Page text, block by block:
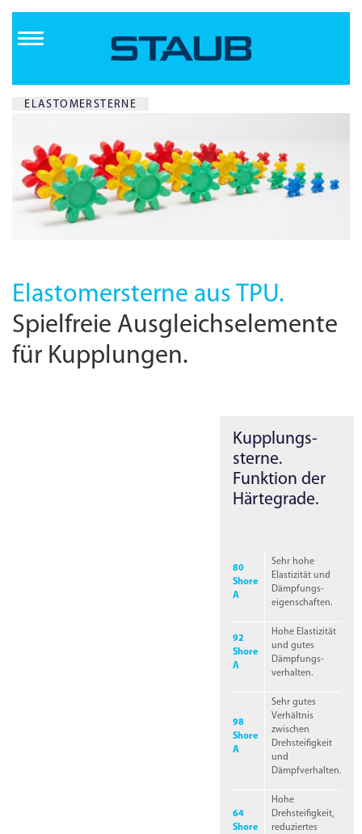
Inhalt
ELASTOMERSTERNE
Elastomersterne aus TPU.
Spielfreie Ausgleichselemente
für Kupplungen.
Kupplungs­
sterne.
Funktion der
Härtegrade.
80
Shore
A
Sehr hohe
Elastizität und
Dämpfungs­
eigenschaften.
92
Shore
A
Hohe Elastizität
und gutes
Dämpfungs­
verhalten.
98
Shore
A
Sehr gutes
Verhältnis
zwischen
Drehsteifigkeit
und
Dämpfverhalten.
64
Shore
Hohe
Drehsteifigkeit,
reduziertes